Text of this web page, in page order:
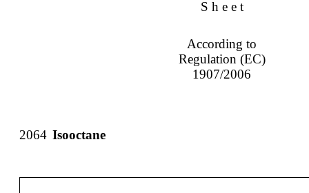
S h e e t
According to
Regulation (EC)
1907/2006
2064 Isooctane